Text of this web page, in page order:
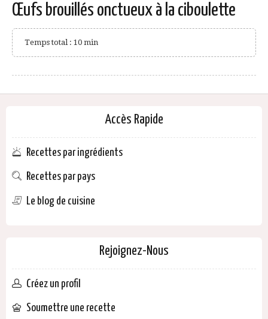
Œufs brouillés onctueux à la ciboulette
Temps total : 10 min
Accès Rapide
Recettes par ingrédients
Recettes par pays
Le blog de cuisine
Rejoignez-Nous
Créez un profil
Soumettre une recette